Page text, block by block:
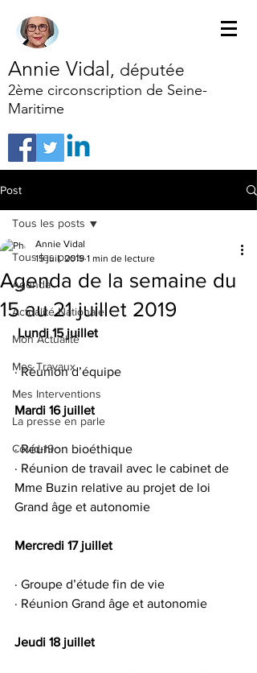
Annie Vidal, députée
2ème circonscription de Seine-
Maritime
Post
Tous les posts
Agenda
Actualité Nationale
Mon Actualité
Mes Travaux
Mes Interventions
La presse en parle
Covid-19
Tous les posts
Agenda de la semaine du
15 au 21 juillet 2019
Annie Vidal
15 juil. 2019 1 min de lecture
Lundi 15 juillet
· Réunion d’équipe
Mardi 16 juillet
· Réunion bioéthique
· Réunion de travail avec le cabinet de
Mme Buzin relative au projet de loi
Grand âge et autonomie
Mercredi 17 juillet
· Groupe d’étude fin de vie
· Réunion Grand âge et autonomie
Jeudi 18 juillet